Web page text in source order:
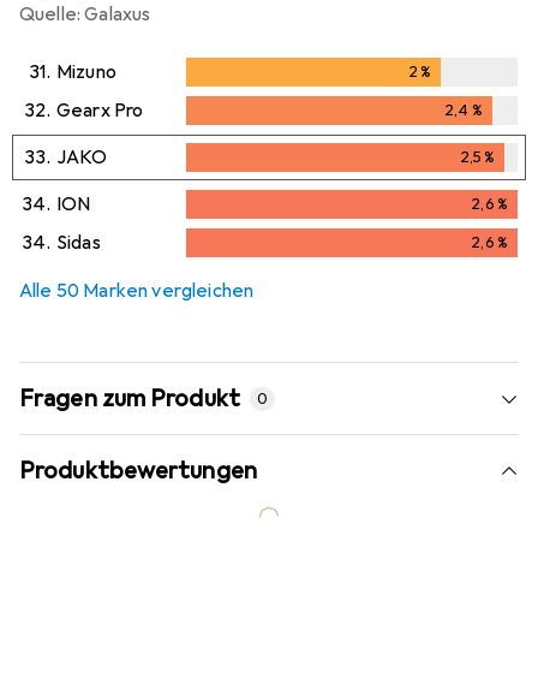
Quelle: Galaxus
31. Mizuno 2%
32. Gearx Pro 2,4 %
2,4%
33. JAKO 2,5%
2,5%
34. ION 2,6%
2,6%
34. Sidas 2,6%
Alle 50 Marken vergleichen
Fragen zum Produkt 0
Produktbewertungen